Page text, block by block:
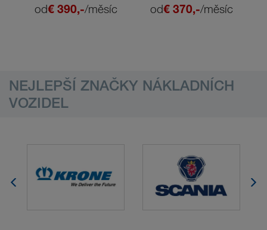
od€ 390,-/měsíc od€ 370,-/měsíc
NEJLEPŠÍ ZNAČKY NÁKLADNÍCH
VOZIDEL